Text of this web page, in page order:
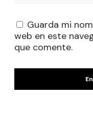
Guarda mi
web en este
que comente.